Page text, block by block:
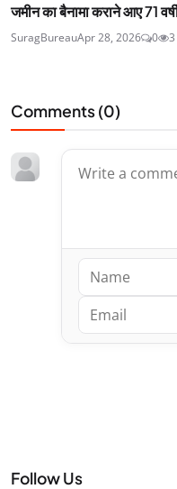
जमीन का बैनामा कराने आए 71
SuragBureauApr 28, 2026 0 3
Comments (0)
Follow Us